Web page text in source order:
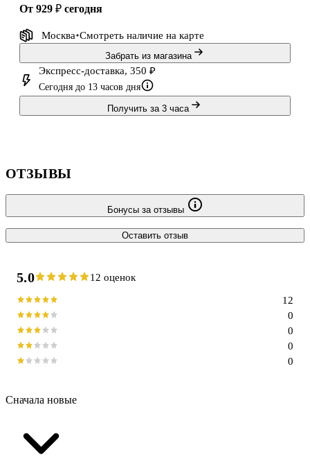
от 929 ₽ сегодня
Москва Смотреть наличие на карте
Забрать из магазина
Экспресс-доставка, 350 ₽
Сегодня до 13 часов дня
Получить за 3 часа
ОТЗЫВЫ
Бонусы за отзывы
Оставить отзыв
5.0 12 оценок
0
0
0
0
12
Сначала новые